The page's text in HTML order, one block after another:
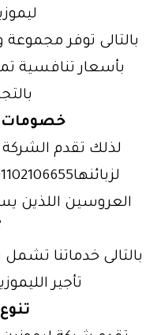
بالتالى توفر
بأسعار تنافسية
لذلك تقدم
العروسين اللذين
بالتالى خدماتنا
تأجير